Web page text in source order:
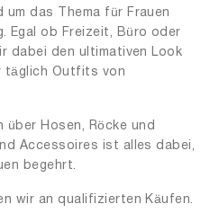
das Thema für Frauen
Egal ob Freizeit, Büro oder
dabei den ultimativen Look
täglich Outfits von
über Hosen, Röcke und
Accessoires ist alles dabei,
begehrt.
wir an qualifizierten Käufen.